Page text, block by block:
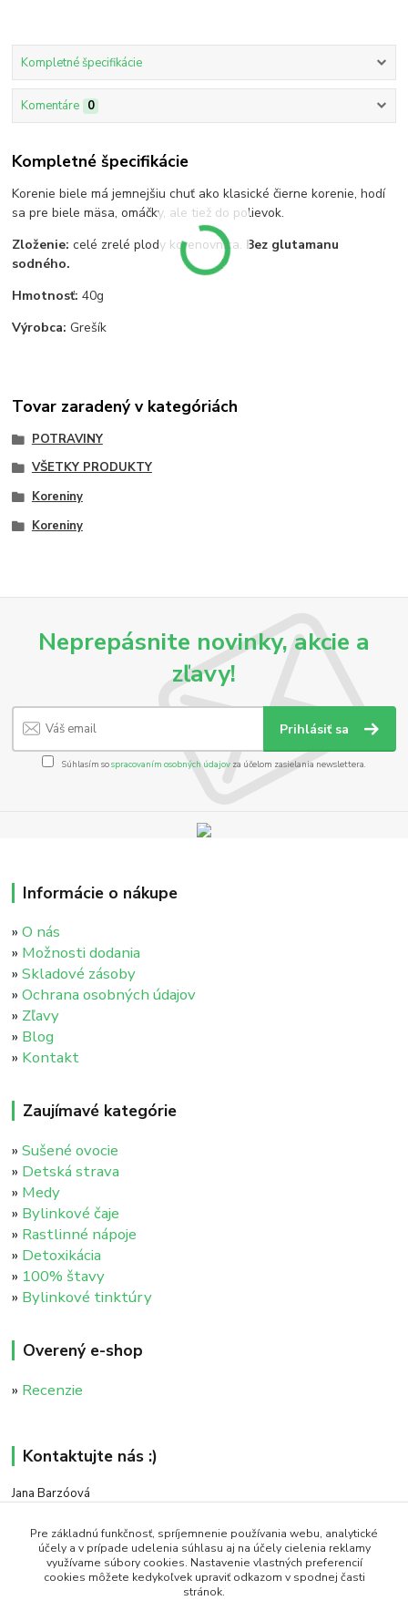
Kompletné špecifikácie
Komentáre 0
Kompletné špecifikácie
Korenie biele má jemnejšiu chuť ako klasické čierne korenie, hodí
sa pre biele mäsa, omáčky, ale tiež do polievok.
Zloženie: celé zrelé plody korenovníka. Bez glutamanu
sodného.
Hmotnosť:40g
Výrobca: Grešík
Tovar zaradený v kategóriách
POTRAVINY
VŠETKY PRODUKTY
Koreniny
Koreniny
Neprepásnite novinky, akcie a
zľavy!
Prihlásiť sa
Súhlasím sospracovaním osobných údajov za účelom zasielania newslettera.
Informácie o nákupe
»O nás
» Možnosti dodania
»Skladové zásoby
»Ochrana osobných údajov
» Zľavy
» Blog
» Kontakt
Zaujímavé kategórie
»Sušené ovocie
» Detská strava
» Medy
» Bylinkové čaje
» Rastlinné nápoje
» Detoxikácia
» 100% štavy
» Bylinkové tinktúry
Overený e-shop
» Recenzie
Kontaktujte nás :)
Jana Barzóová
(PO - PIA, 8:00 - 18:00)
objednavky@naturaj.sk
Pre základnú funkčnosť, spríjemnenie používania webu, analytické
účely a v prípade udelenia súhlasu aj na účely cielenia reklamy
využívame súbory cookies. Nastavenie vlastných preferencií
cookies môžete kedykoľvek upraviť odkazom v spodnej časti
stránok.